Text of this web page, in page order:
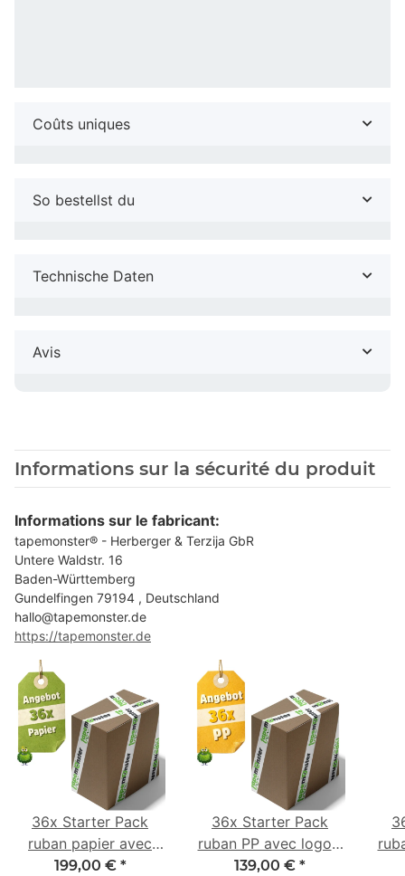
Coûts uniques
So bestellst du
Technische Daten
Avis
Informations sur la sécurité du produit
Informations sur le fabricant:
tapemonster® - Herberger & Terzija GbR
Untere Waldstr. 16
Baden-Württemberg
Gundelfingen 79194 , Deutschland
hallo@tapemonster.de
https://tapemonster.de
36x Starter Pack
ruban papier avec
logo - 1 couleur - 50
199,00 € *
36x Starter Pack
ruban PP avec logo -
1 couleur - 48 mm x
139,00 € *